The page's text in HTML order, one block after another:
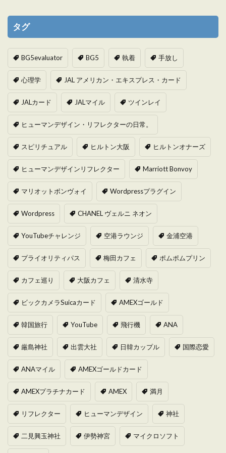
タグ
BG5evaluator BG5 執着 手放し
心理学 JAL アメリカン・エキスプレス・カード
JALカード JALマイル ツインレイ
ヒューマンデザイン・リフレクターの日常。
スピリチュアル ヒルトン大阪 ヒルトンオナーズ
ヒューマンデザインリフレクター Marriott Bonvoy
マリオットボンヴォイ Wordpressプラグイン
Wordpress CHANEL ヴェルニ ネオン
YouTubeチャレンジ 空港ラウンジ 金浦空港
プライオリティパス 梅田カフェ ポムポムプリン
カフェ巡り 大阪カフェ 清水寺
ビックカメラSuicaカード AMEXゴールド
韓国旅行 YouTube 飛行機 ANA
厳島神社 出雲大社 日韓カップル 国際恋愛
ANAマイル AMEXゴールドカード
AMEXプラチナカード AMEX 満月
リフレクター ヒューマンデザイン 神社
二見興玉神社 伊勢神宮 マイクロソフト